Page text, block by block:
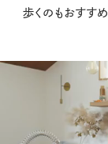
歩くのもおすす